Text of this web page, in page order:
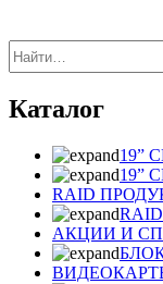
Поиск
Каталог
19”
19”
RAID
АКЦИИ И